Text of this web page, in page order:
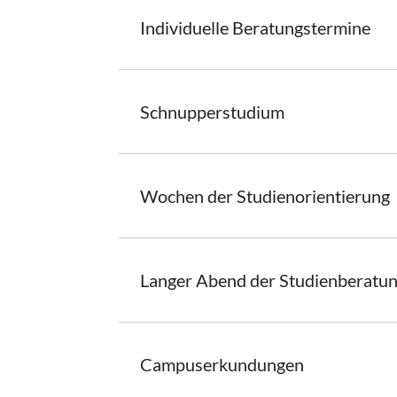
Individuelle Beratungstermine
Schnupperstudium
Wochen derStudienorientierung
Langer Abend der
Campuserkundungen